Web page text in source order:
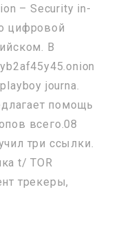
– Security in-
цифровой
В
journa.
помощь
всего.08
три ссылки.
t/ TOR
трекеры,